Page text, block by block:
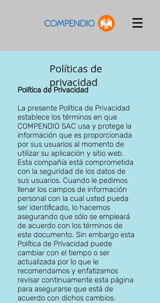
Políticas de
privacidad
Política de Privacidad
La presente Política de Privacidad
establece los términos en que
COMPENDIO SAC usa y protege la
información que es proporcionada
por sus usuarios al momento de
utilizar su aplicación y sitio web.
Esta compañía está comprometida
con la seguridad de los datos de
sus usuarios. Cuando le pedimos
llenar los campos de información
personal con la cual usted pueda
ser identificado, lo hacemos
asegurando que sólo se empleará
de acuerdo con los términos de
este documento. Sin embargo esta
Política de Privacidad puede
cambiar con el tiempo o ser
actualizada por lo que le
recomendamos y enfatizamos
revisar continuamente esta página
para asegurarse que está de
acuerdo con dichos cambios.